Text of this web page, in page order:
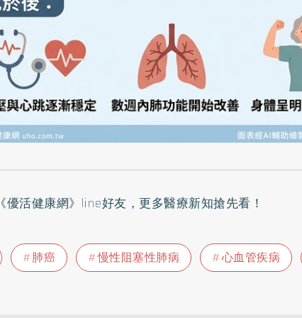
《優活健康網》line好友 ，更多醫療新知搶先看！
肺癌 慢性阻塞性肺病 心血管疾病